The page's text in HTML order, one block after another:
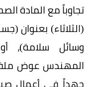
تجاوباً مع المادة
(الثلاثاء) بعنوان
وسائل سلامة)،
المهندس عوض ملفي